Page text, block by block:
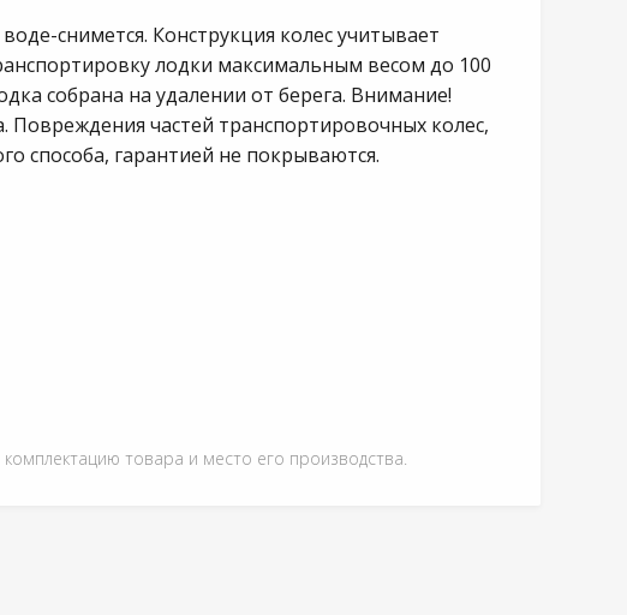
снимется. Конструкция колес учитывает
лодки максимальным весом до 100
собрана на удалении от берега. Внимание!
Повреждения частей транспортировочных колес,
способа, гарантией не покрываются.
товара и место его производства.